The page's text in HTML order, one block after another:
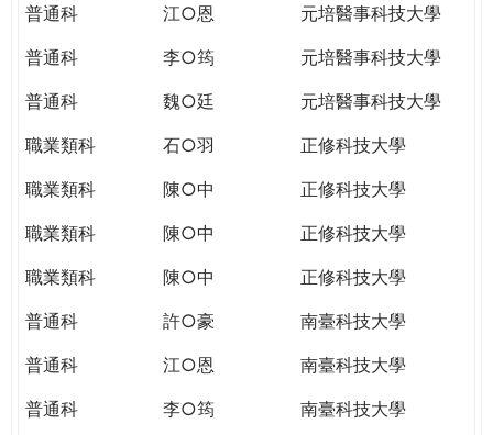
普通科
江○恩
元培醫事科技大學
普通科
李○筠
元培醫事科技大學
普通科
魏○廷
元培醫事科技大學
職業類科
石○羽
正修科技大學
職業類科
陳○中
正修科技大學
職業類科
陳○中
正修科技大學
職業類科
陳○中
正修科技大學
普通科
許○豪
南臺科技大學
普通科
江○恩
南臺科技大學
普通科
李○筠
南臺科技大學